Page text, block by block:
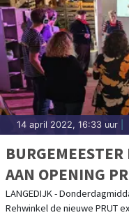
14 april 2022, 16:33 uur
AAN OPENING
MUSEUM
LANGEDIJK -
Rehwinkel de nieuwe PRUT